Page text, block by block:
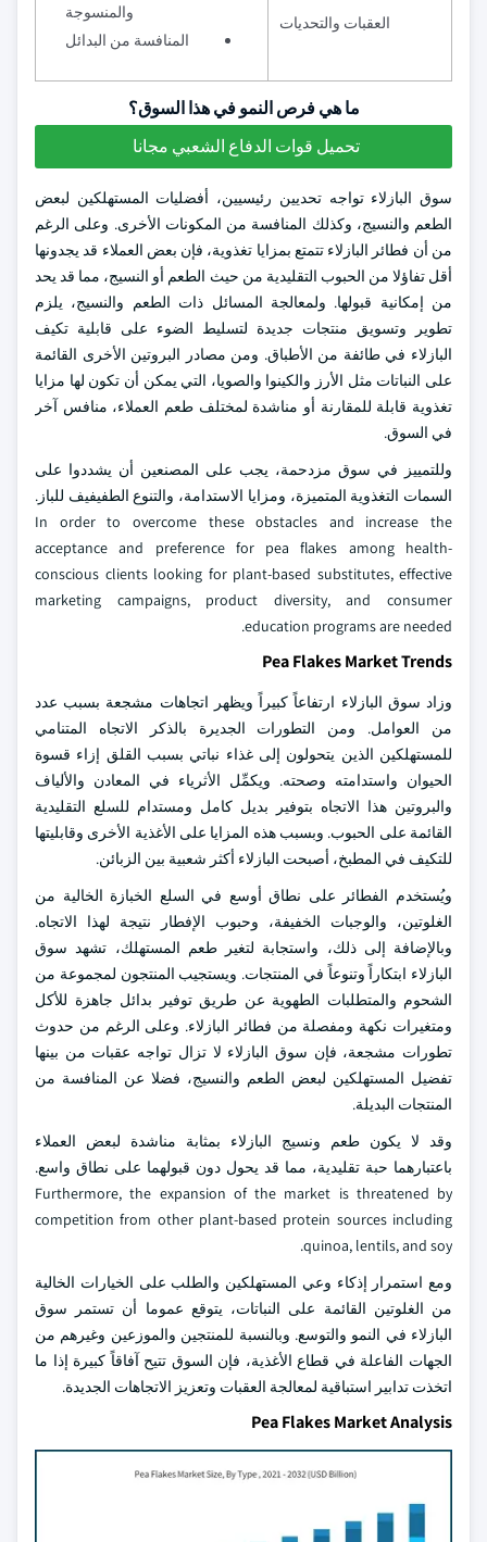
العقبات والتحديات
والمنسوجة
المنافسة من البدائل
ما هي فرص النمو في هذا السوق؟
تحميل قوات الدفاع الشعبي مجانا
سوق البازلاء تواجه تحديين رئيسيين، أفضليات المستهلكين لبعض
الطعم والنسيج، وكذلك المنافسة من المكونات الأخرى. وعلى الرغم
من أن فطائر البازلاء تتمتع بمزايا تغذوية، فإن بعض العملاء قد يجدونها
أقل تفاؤلا من الحبوب التقليدية من حيث الطعم أو النسيج، مما قد يحد
من إمكانية قبولها. ولمعالجة المسائل ذات الطعم والنسيج، يلزم
تطوير وتسويق منتجات جديدة لتسليط الضوء على قابلية تكيف
البازلاء في طائفة من الأطباق. ومن مصادر البروتين الأخرى القائمة
على النباتات مثل الأرز والكينوا والصويا، التي يمكن أن تكون لها مزايا
تغذوية قابلة للمقارنة أو مناشدة لمختلف طعم العملاء، منافس آخر
في السوق.
وللتمييز في سوق مزدحمة، يجب على المصنعين أن يشددوا على
السمات التغذوية المتميزة، ومزايا الاستدامة، والتنوع الطفيفيف للباز.
In order to overcome these obstacles and increase the
acceptance and preference for pea flakes among health-
conscious clients looking for plant-based substitutes, effective
marketing campaigns, product diversity, and consumer
education programs are needed.
Pea Flakes Market Trends
وزاد سوق البازلاء ارتفاعاً كبيراً ويظهر اتجاهات مشجعة بسبب عدد
من العوامل. ومن التطورات الجديرة بالذكر الاتجاه المتنامي
للمستهلكين الذين يتحولون إلى غذاء نباتي بسبب القلق إزاء قسوة
الحيوان واستدامته وصحته. ويكمِّل الأثرياء في المعادن والألياف
والبروتين هذا الاتجاه بتوفير بديل كامل ومستدام للسلع التقليدية
القائمة على الحبوب. وبسبب هذه المزايا على الأغذية الأخرى وقابليتها
للتكيف في المطبخ، أصبحت البازلاء أكثر شعبية بين الزبائن.
ويُستخدم الفطائر على نطاق أوسع في السلع الخبازة الخالية من
الغلوتين، والوجبات الخفيفة، وحبوب الإفطار نتيجة لهذا الاتجاه.
وبالإضافة إلى ذلك، واستجابة لتغير طعم المستهلك، تشهد سوق
البازلاء ابتكاراً وتنوعاً في المنتجات. ويستجيب المنتجون لمجموعة من
الشحوم والمتطلبات الطهوية عن طريق توفير بدائل جاهزة للأكل
ومتغيرات نكهة ومفصلة من فطائر البازلاء. وعلى الرغم من حدوث
تطورات مشجعة، فإن سوق البازلاء لا تزال تواجه عقبات من بينها
تفضيل المستهلكين لبعض الطعم والنسيج، فضلا عن المنافسة من
المنتجات البديلة.
وقد لا يكون طعم ونسيج البازلاء بمثابة مناشدة لبعض العملاء
باعتبارهما حبة تقليدية، مما قد يحول دون قبولهما على نطاق واسع.
Furthermore, the expansion of the market is threatened by
competition from other plant-based protein sources including
quinoa, lentils, and soy.
ومع استمرار إذكاء وعي المستهلكين والطلب على الخيارات الخالية
من الغلوتين القائمة على النباتات، يتوقع عموما أن تستمر سوق
البازلاء في النمو والتوسع. وبالنسبة للمنتجين والموزعين وغيرهم من
الجهات الفاعلة في قطاع الأغذية، فإن السوق تتيح آفاقاً كبيرة إذا ما
اتخذت تدابير استباقية لمعالجة العقبات وتعزيز الاتجاهات الجديدة.
Pea Flakes Market Analysis